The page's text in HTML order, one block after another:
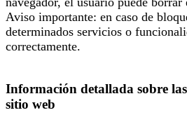
Aviso importante: en caso de
determinados servicios o
correctamente.
Información detallada sobre
sitio web